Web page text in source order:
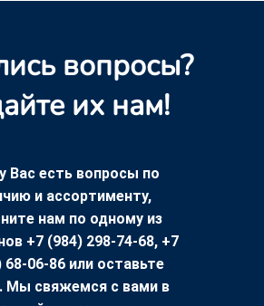
вопросы?
их нам!
Вас есть вопросы по
и ассортименту,
нам по одному из
+7 (984) 298-74-68, +7
68-06-86 или оставьте
Мы свяжемся с вами в